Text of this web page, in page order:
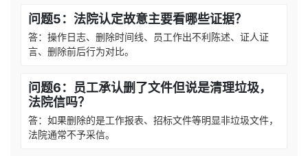
问题5：法院认定故意主要看哪些证据？
答：操作日志、删除时间线、员工作出不利陈述、证人证
言、删除前后行为对比。
问题6：员工承认删了文件但说是清理垃圾，
法院信吗？
答：如果删除的是工作报表、招标文件等明显非垃圾文件，
法院通常不予采信。